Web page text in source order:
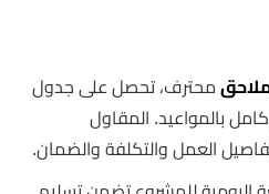
محترف، تحصل على جدول
بالمواعيد. المقاول
العمل والتكلفة والضمان.